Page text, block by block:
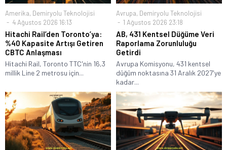
Amerika, Demiryolu Teknolojisi
4 Ağustos 2026 16:13
Hitachi Rail’den Toronto’ya:
%40 Kapasite Artışı Getiren
CBTC Anlaşması
Hitachi Rail, Toronto TTC'nin 16,3
millik Line 2 metrosu için...
Avrupa, Demiryolu Teknolojisi
1 Ağustos 2026 23:18
AB, 431 Kentsel Düğüme Veri
Raporlama Zorunluluğu
Getirdi
Avrupa Komisyonu, 431 kentsel
düğüm noktasına 31 Aralık 2027'ye
kadar...